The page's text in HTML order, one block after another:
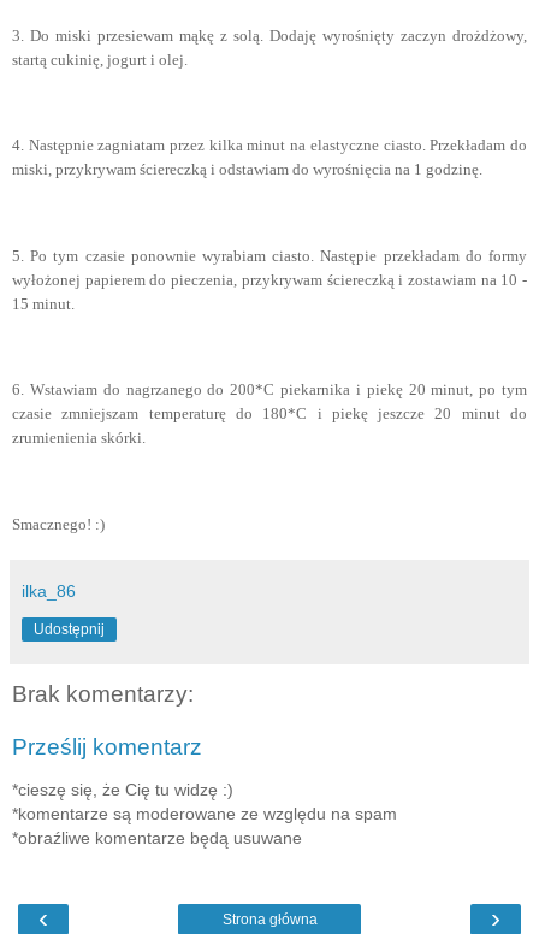
3. Do miski przesiewam mąkę z solą. Dodaję wyrośnięty zaczyn drożdżowy,
startą cukinię, jogurt i olej.
4. Następnie zagniatam przez kilka minut na elastyczne ciasto. Przekładam do
miski, przykrywam ściereczką i odstawiam do wyrośnięcia na 1 godzinę.
5. Po tym czasie ponownie wyrabiam ciasto. Następie przekładam do formy
wyłożonej papierem do pieczenia, przykrywam ściereczką i zostawiam na 10 -
15 minut.
6. Wstawiam do nagrzanego do 200*C piekarnika i piekę 20 minut, po tym
czasie zmniejszam temperaturę do 180*C i piekę jeszcze 20 minut do
zrumienienia skórki.
Smacznego! :)
ilka_86
Udostępnij
Brak komentarzy:
Prześlij komentarz
*cieszę się, że Cię tu widzę :)
*komentarze są moderowane ze względu na spam
*obraźliwe komentarze będą usuwane
‹ ›
Strona główna